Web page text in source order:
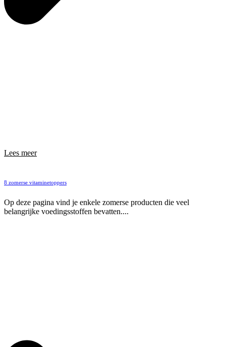
Lees meer
8 zomerse vitaminetoppers
Op deze pagina vind je enkele zomerse producten die veel
belangrijke voedingsstoffen bevatten....